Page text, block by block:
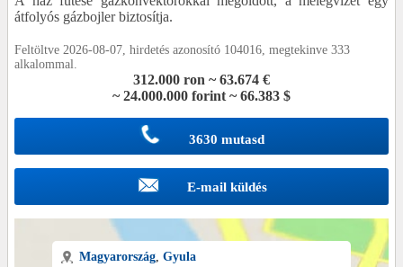
átfolyós gázbojler biztosítja.
Feltöltve 2026-08-07, hirdetés azonosító 104016, megtekinve 333
alkalommal.
312.000 ron ~ 63.674 €
~ 24.000.000 forint ~ 66.383 $
3630 mutasd
E-mail küldés
Magyarország, Gyula